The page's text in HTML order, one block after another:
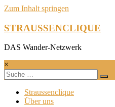
Zum Inhalt springen
STRAUSSENCLIQUE
DAS Wander-Netzwerk
×
Straussenclique
Über uns